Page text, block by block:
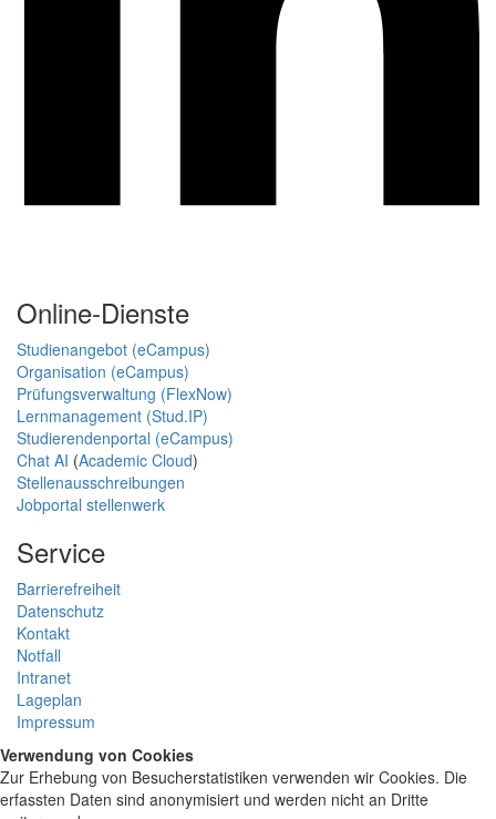
Online-Dienste
Studienangebot (eCampus)
Organisation (eCampus)
Prüfungsverwaltung (FlexNow)
Lernmanagement (Stud.IP)
Studierendenportal (eCampus)
Chat AI (Academic Cloud)
Stellenausschreibungen
Jobportal stellenwerk
Service
Barrierefreiheit
Datenschutz
Kontakt
Notfall
Intranet
Lageplan
Impressum
Verwendung von Cookies
Zur Erhebung von Besucherstatistiken verwenden wir Cookies. Die
erfassten Daten sind anonymisiert und werden nicht an Dritte